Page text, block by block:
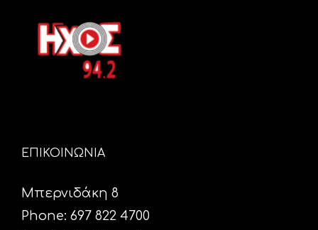
ΕΠΙΚΟΙΝΩΝΙΑ
Μπερνιδάκη 8
Phone: 697 822 4700